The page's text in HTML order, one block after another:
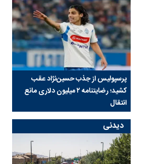
پرسپولیس از جذب حسین‌نژاد عقب
کشید؛ رضایتنامه ۲ میلیون دلاری مانع
انتقال
دیدنی